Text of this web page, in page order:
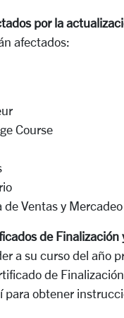
por la
afectados:
Course
de Ventas y Mercadeo
de Finalización
a su curso del año
de
para obtener